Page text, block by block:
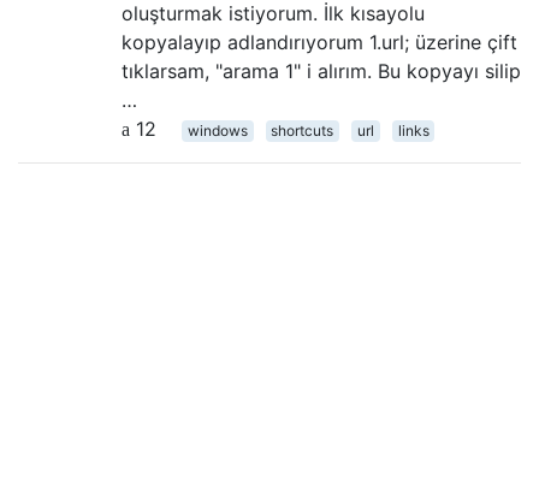
oluşturmak istiyorum. İlk kısayolu
kopyalayıp adlandırıyorum 1.url; üzerine çift
tıklarsam, "arama 1" i alırım. Bu kopyayı silip
…
12
windows shortcuts url links